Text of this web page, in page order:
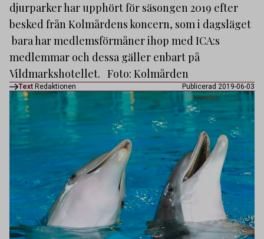
djurparker har upphört för säsongen 2019 efter
besked från Kolmårdens koncern, som i dagsläget
bara har medlemsförmåner ihop med ICA:s
medlemmar och dessa gäller enbart på
Vildmarkshotellet. Foto: Kolmården
Text Redaktionen Publicerad 2019-06-03